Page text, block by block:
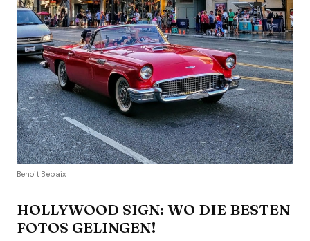
Benoit Bebaix
HOLLYWOOD SIGN: WO DIE BESTEN
FOTOS GELINGEN!